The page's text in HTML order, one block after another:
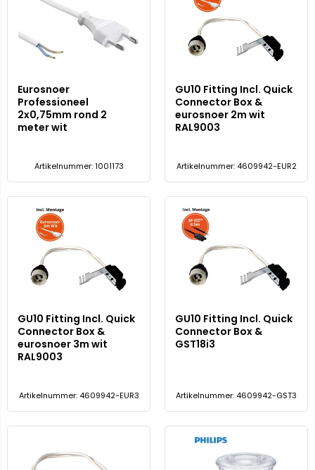
Eurosnoer
Professioneel
2x0,75mm rond 2
meter wit
Artikelnummer: 1001173
GU10 Fitting Incl. Quick
Connector Box &
eurosnoer 2m wit
RAL9003
Artikelnummer: 4609942-EUR2
GU10 Fitting Incl. Quick
Connector Box &
eurosnoer 3m wit
RAL9003
Artikelnummer: 4609942-EUR3
GU10 Fitting Incl. Quick
Connector Box &
GST18i3
Artikelnummer: 4609942-GST3